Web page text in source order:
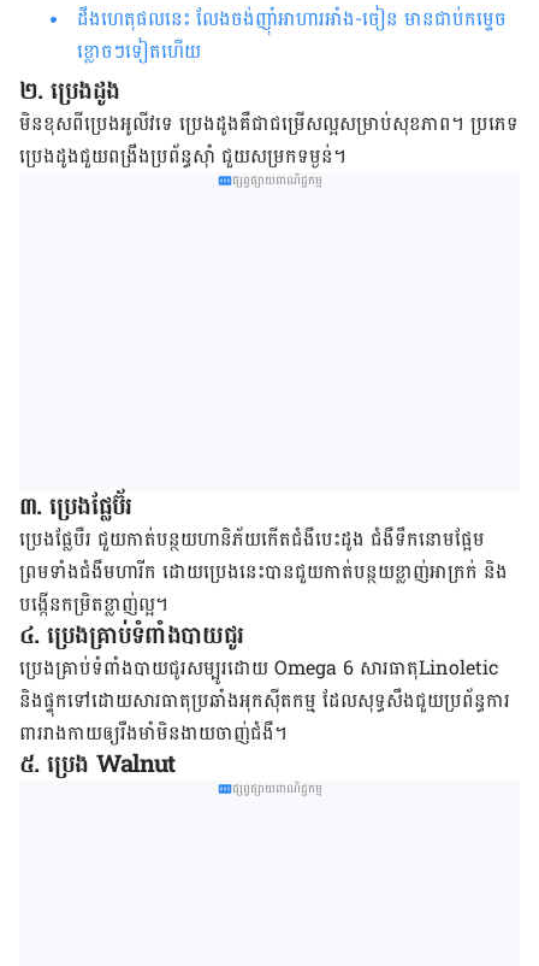
ដឹងហេតុផលនេះ​ លែងចង់ញ៉ាំអាហារអាំង-ចៀន មានជាប់កម្ទេច
ខ្លោចៗទៀតហើយ
២. ប្រេង​ដូង
មិន​ខុស​ពី​ប្រេង​អូលីវ​ទេ ប្រេង​ដូង​គឺ​ជា​ជម្រើស​ល្អ​សម្រាប់​សុខភាព​។ ប្រភេទ​
ប្រេង​ដូង​ជួយ​ពង្រឹង​ប្រព័ន្ធ​ស៊ាំ​ ជួយ​សម្រក​ទម្ងន់។
ផ្សព្វផ្សាយពាណិជ្ជកម្ម
៣. ប្រេង​ផ្លែ​​​ប៊័រ
ប្រេង​ផ្លែបឺរ ជួយ​កាត់​បន្ថយ​ហានិភ័យ​កើត​ជំងឺ​បេះដូង ជំងឺ​ទឹក​នោម​ផ្អែម
ព្រម​ទាំង​ជំងឺ​មហារីក ដោយ​ប្រេងនេះ​​បាន​ជួយ​កាត់​បន្ថយ​ខ្លាញ់​​អាក្រក់ និង​
បង្កើន​​កម្រិត​ខ្លាញ់​​ល្អ។
៤. ប្រេង​គ្រាប់​ទំពាំង​បាយ​ជូរ
ប្រេង​គ្រាប់​ទំពាំង​បាយ​ជូរ​សម្បូរ​​ដោយ Omega 6 សារធាតុ​Linoletic
និង​​ផ្ទុក​ទៅ​ដោយ​សារធាតុ​ប្រឆាំង​អុកស៊ីត​កម្ម ដែល​សុទ្ធ​សឹង​ជួយ​ប្រព័ន្ធ​ការ​
ពារ​រាង​កាយ​ឲ្យ​រឹង​មាំមិន​ងាយ​ចាញ់​ជំងឺ។
៥. ប្រេង​ Walnut
ផ្សព្វផ្សាយពាណិជ្ជកម្ម